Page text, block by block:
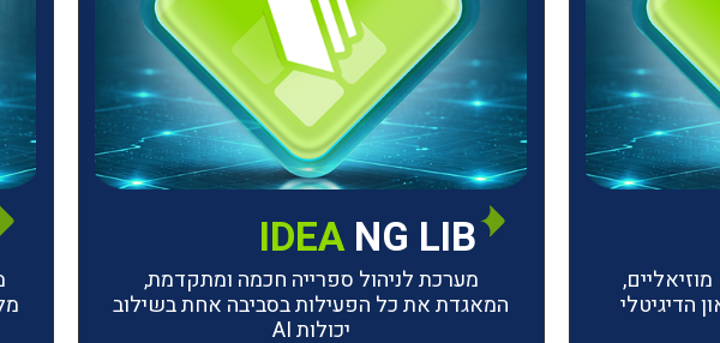
הדיגיטלי
IDEANG LIB
מערכת לניהול ספרייה חכמה ומתקדמת,
המאגדת את כל הפעילות בסביבה אחת בשילוב
יכולות AI